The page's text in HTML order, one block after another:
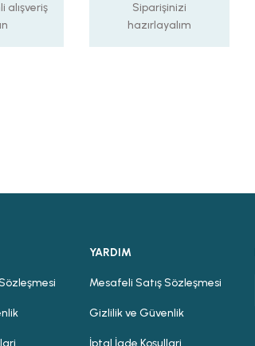
alışveriş
Siparişinizi
hazırlayalım
YARDIM
Mesafeli Satış Sözleşmesi
Gizlilik ve Güvenlik
İptal İade Koşullari